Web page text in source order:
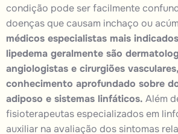
condição pode ser facilmente
doenças que causam inchaço ou
médicos especialistas mais
lipedema geralmente são
angiologistas e cirurgiões
conhecimento aprofundado sobre
adiposo e sistemas linfáticos. Além
fisioterapeutas especializados em
auxiliar na avaliação dos sintomas